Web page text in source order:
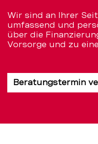
Wir sind an Ihrer
umfassend und
über die
Vorsorge und zu
Beratungstermin